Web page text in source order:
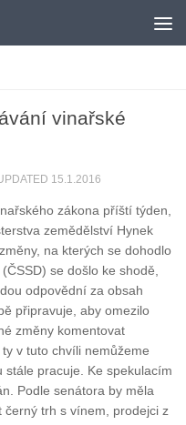
vinařské
15.1.2016
zákona příští týden,
zemědělství Hynek
na kterých se dohodlo
se došlo ke shodě,
odpovědní za obsah
připravuje, aby omezilo
změny komentovat
v tuto chvíli nemůžeme
pracuje. Ke spekulacím
Podle senátora by měla
černý trh s vínem, prodejci z